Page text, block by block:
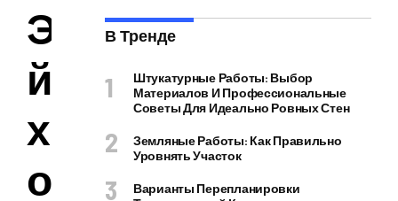
Э
й
х
о
В Тренде
Штукатурные Работы: Выбор
Материалов И Профессиональные
Советы Для Идеально Ровных Стен
Земляные Работы: Как Правильно
Уровнять Участок
Варианты Перепланировки